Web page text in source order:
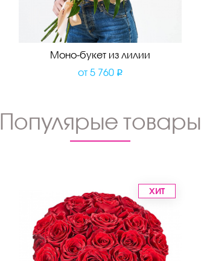
Моно-букет из лилии
от 5 760
Популярые товары
ХИТ